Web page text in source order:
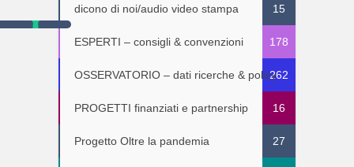
dicono di noi/audio video stampa 15
ESPERTI – consigli & convenzioni 178
OSSERVATORIO – dati ricerche & policy262
PROGETTI finanziati e partnership 16
Progetto Oltre la pandemia 27